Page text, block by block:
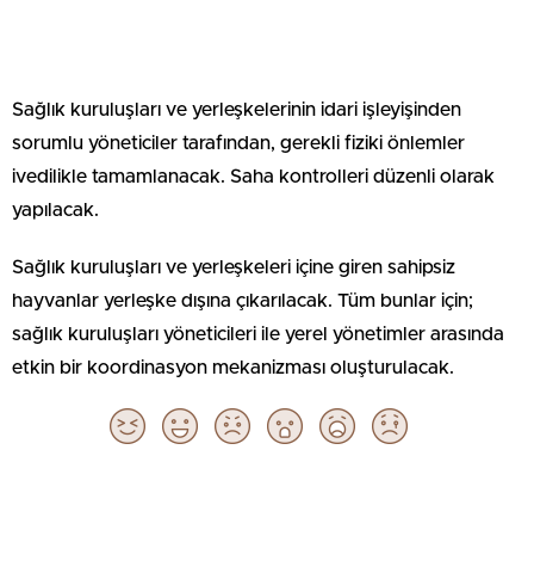
Sağlık kuruluşları ve yerleşkelerinin idari işleyişinden
sorumlu yöneticiler tarafından, gerekli fiziki önlemler
ivedilikle tamamlanacak. Saha kontrolleri düzenli olarak
yapılacak.
Sağlık kuruluşları ve yerleşkeleri içine giren sahipsiz
hayvanlar yerleşke dışına çıkarılacak. Tüm bunlar için;
sağlık kuruluşları yöneticileri ile yerel yönetimler arasında
etkin bir koordinasyon mekanizması oluşturulacak.